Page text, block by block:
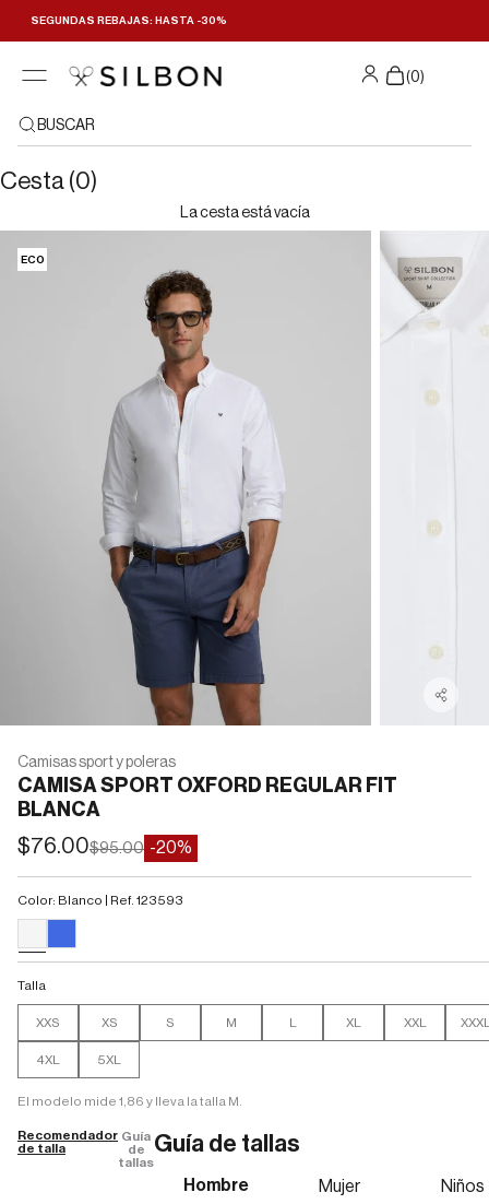
SEGUNDAS REBAJAS: HASTA -30%
(0)
BUSCAR
Cesta (0)
La cesta está vacía
ECO
Camisas sport y poleras
CAMISA SPORT OXFORD REGULAR FIT
BLANCA
Precio de oferta
$76.00Precio normal
$95.00 -20%
Color: Blanco | Ref. 123593
Talla
XXS XS S M XL XXL
4XL 5XL
El modelo mide 1,86 y lleva la talla M.
Recomendador
de talla
Guía
de
tallas
Guía de tallas
Hombre Mujer Niños